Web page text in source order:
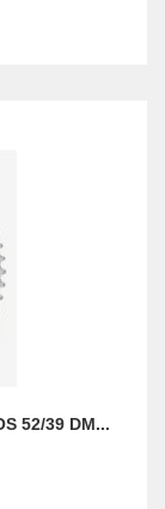
52/39 DM...